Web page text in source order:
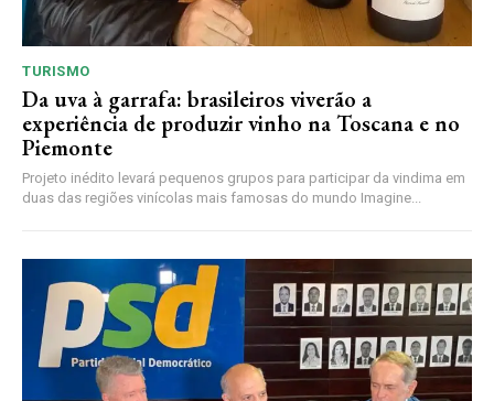
TURISMO
Da uva à garrafa: brasileiros viverão a
experiência de produzir vinho na Toscana e no
Piemonte
Projeto inédito levará pequenos grupos para participar da vindima em
duas das regiões vinícolas mais famosas do mundo Imagine...